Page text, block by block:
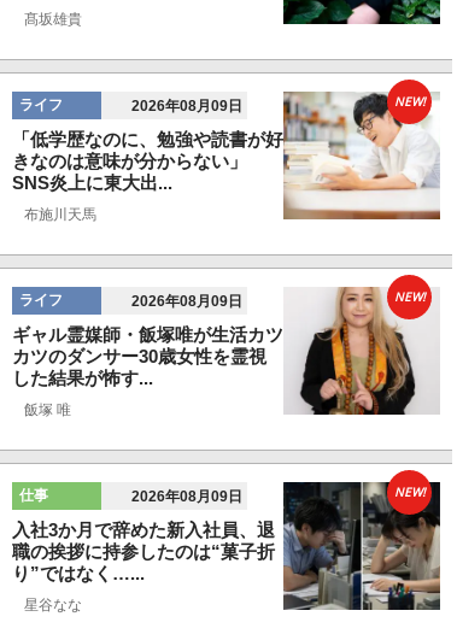
髙坂雄貴
ライフ 2026年08月09日
「低学歴なのに、勉強や読書が好
きなのは意味が分からない」
SNS炎上に東大出...
布施川天馬
NEW!
ライフ 2026年08月09日
ギャル霊媒師・飯塚唯が生活カツ
カツのダンサー30歳女性を霊視
した結果が怖す...
飯塚 唯
NEW!
仕事 2026年08月09日
入社3か月で辞めた新入社員、退
職の挨拶に持参したのは“菓子折
り”ではなく…...
星谷なな
NEW!